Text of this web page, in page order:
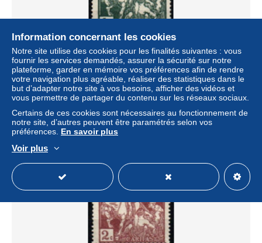
BELGIQUE 1910 o
± 0,41 $US
Statut Professionnel
Nouveau
Information concernant les cookies
Notre site utilise des cookies pour les finalités suivantes : vous
fournir les services demandés, assurer la sécurité sur notre
plateforme, garder en mémoire vos préférences afin de rendre
votre navigation plus agréable, réaliser des statistiques dans le
but d’adapter notre site à vos besoins, afficher des vidéos et
vous permettre de partager du contenu sur les réseaux sociaux.
Certains de ces cookies sont nécessaires au fonctionnement de
notre site, d’autres peuvent être paramétrés selon vos
préférences. En savoir plus
Voir plus